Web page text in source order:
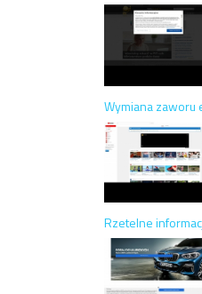
Wymiana zaworu
Rzetelne